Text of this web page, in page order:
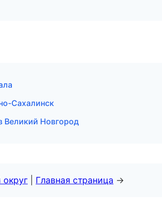
Сахалинск
Великий Новгород
Главная страница →